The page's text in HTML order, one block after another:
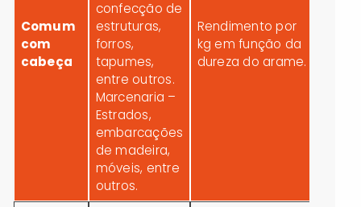
Comum
com
cabeça
confecção de
estruturas,
forros,
tapumes,
entre outros.
Marcenaria –
Estrados,
embarcações
de madeira,
móveis, entre
outros.
Rendimento por
kg em função da
dureza do arame.